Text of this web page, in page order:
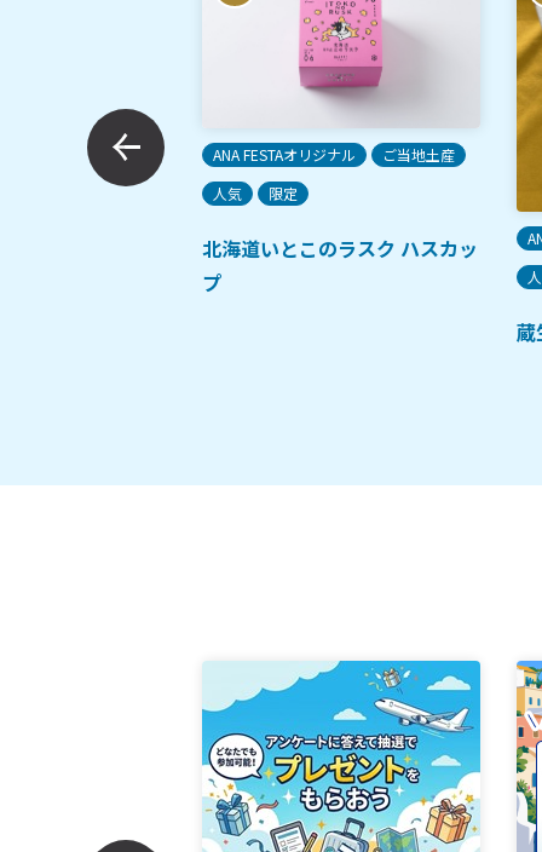
ANA FESTAオリジナル
ご当地土産
人気
限定
北海道いとこのラスク ハスカッ
プ
蔵